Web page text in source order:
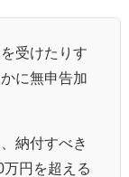
受けたりす
に無申告加
納付すべき
円を超える